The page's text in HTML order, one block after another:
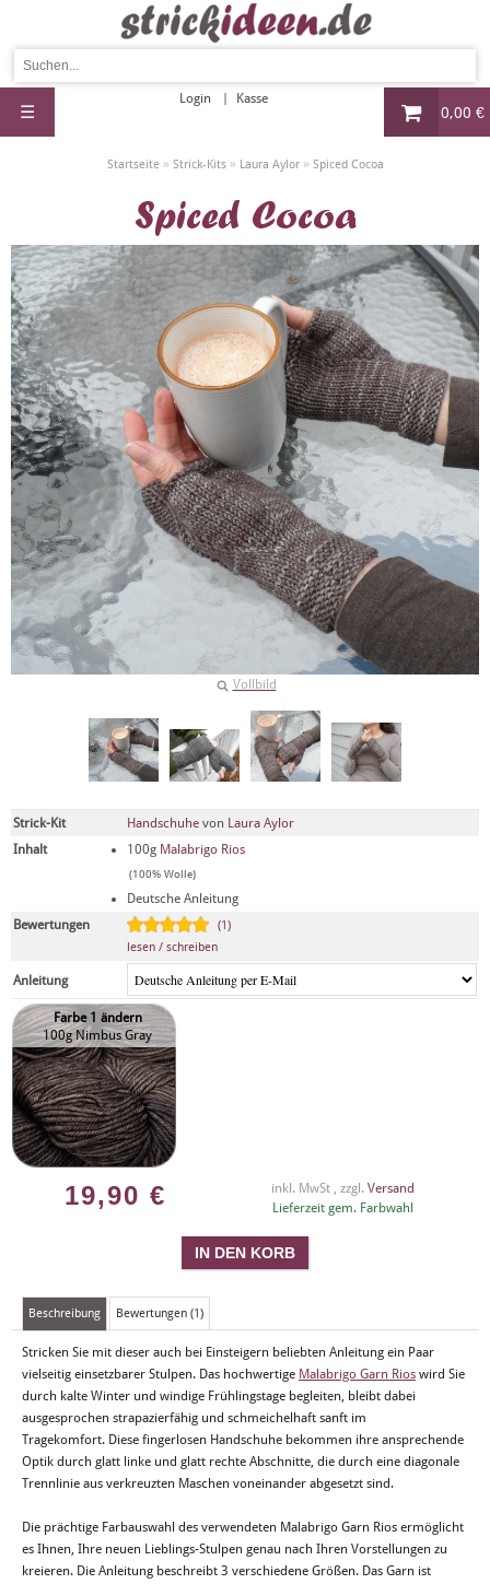
0,00 €
Login Kasse
☰
Startseite» Strick-Kits» Laura Aylor» Spiced Cocoa
Spiced Cocoa
Vollbild
Strick-Kit Handschuhe von Laura Aylor
Inhalt
100g Malabrigo Rios
(100% Wolle)
Deutsche Anleitung
Bewertungen
(1)
lesen / schreiben
Anleitung
Farbe 1 ändern
100g Nimbus Gray
19,90 € inkl. MwSt , zzgl. Versand
Lieferzeit gem. Farbwahl
Beschreibung Bewertungen (1)
Stricken Sie mit dieser auch bei Einsteigern beliebten Anleitung ein Paar
vielseitig einsetzbarer Stulpen. Das hochwertige Malabrigo Garn Rios wird Sie
durch kalte Winter und windige Frühlingstage begleiten, bleibt dabei
ausgesprochen strapazierfähig und schmeichelhaft sanft im
Tragekomfort. Diese fingerlosen Handschuhe bekommen ihre ansprechende
Optik durch glatt linke und glatt rechte Abschnitte, die durch eine diagonale
Trennlinie aus verkreuzten Maschen voneinander abgesetzt sind.
Die prächtige Farbauswahl des verwendeten Malabrigo Garn Rios ermöglicht
es Ihnen, Ihre neuen Lieblings-Stulpen genau nach Ihren Vorstellungen zu
kreieren. Die Anleitung beschreibt 3 verschiedene Größen. Das Garn ist